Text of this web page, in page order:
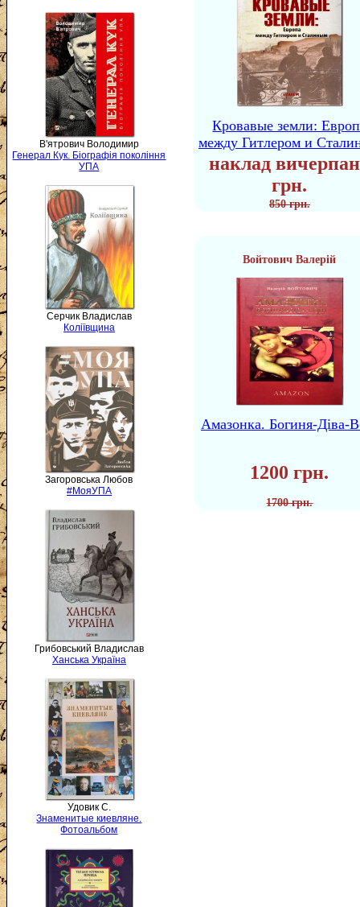
В'ятрович Володимир
Генерал Кук. Біографія покоління
УПА
Серчик Владислав
Коліївщина
Загоровська Любов
#МояУПА
Грибовський Владислав
Ханська Україна
Удовик С.
Знаменитые киевляне.
Фотоальбом
Кровавые земли:
между Гитлером и
наклад
грн.
850 грн.
Войтович Валерій
Амазонка. Богиня-Діва-
1200 грн.
1700 грн.